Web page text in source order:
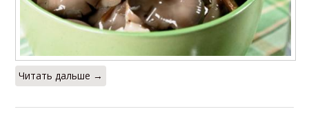
Читать дальше →